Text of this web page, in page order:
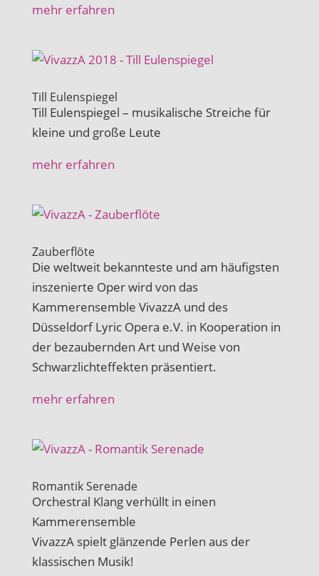
mehr erfahren
Till Eulenspiegel
Till Eulenspiegel – musikalische Streiche für
kleine und große Leute
mehr erfahren
Zauberflöte
Die weltweit bekannteste und am häufigsten
inszenierte Oper wird von das
Kammerensemble VivazzA und des
Düsseldorf Lyric Opera e.V. in Kooperation in
der bezaubernden Art und Weise von
Schwarzlichteffekten präsentiert.
mehr erfahren
Romantik Serenade
Orchestral Klang verhüllt in einen
Kammerensemble
VivazzA spielt glänzende Perlen aus der
klassischen Musik!